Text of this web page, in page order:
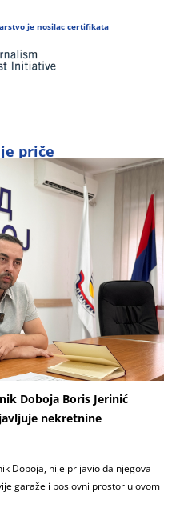
je nosilac certifikata
priče
Doboja Boris Jerinić
nekretnine
Doboja, nije prijavio da njegova
garaže i poslovni prostor u ovom